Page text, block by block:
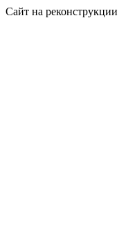
Сайт на реконструкции